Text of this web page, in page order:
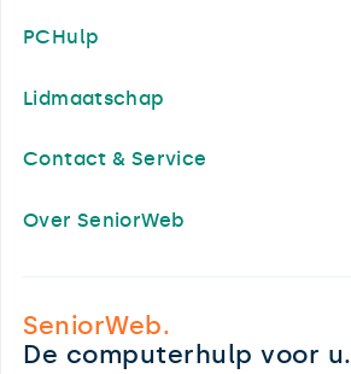
PCHulp
Lidmaatschap
Contact & Service
Over SeniorWeb
SeniorWeb.
De computerhulp voor u.